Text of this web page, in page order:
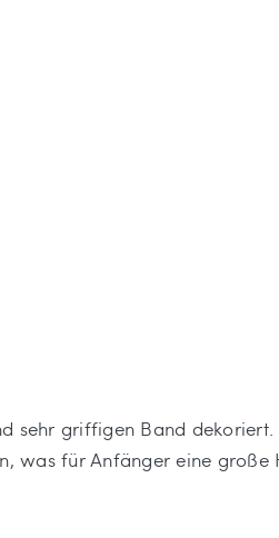
sehr griffigen Band dekoriert.
was für Anfänger eine große